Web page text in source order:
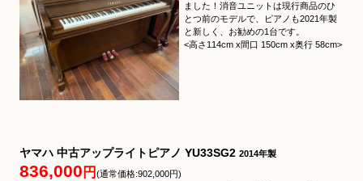
ました！消音ユニットは現行商品のひ
とつ前のモデルで、ピアノも2021年製
と新しく、お勧めの1台です。
<高さ114cm x間口 150cm x奥行 58cm>
ヤマハ 中古アップライトピアノ YU33SG2 2014年製
836,000 円 (通常価格:902,000円)